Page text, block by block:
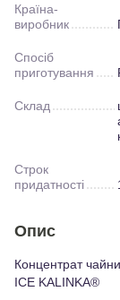
Країна-
виробник
Спосіб
приготування
Склад
Строк
придатності
Опис
Концентрат
ICE KALINKA®